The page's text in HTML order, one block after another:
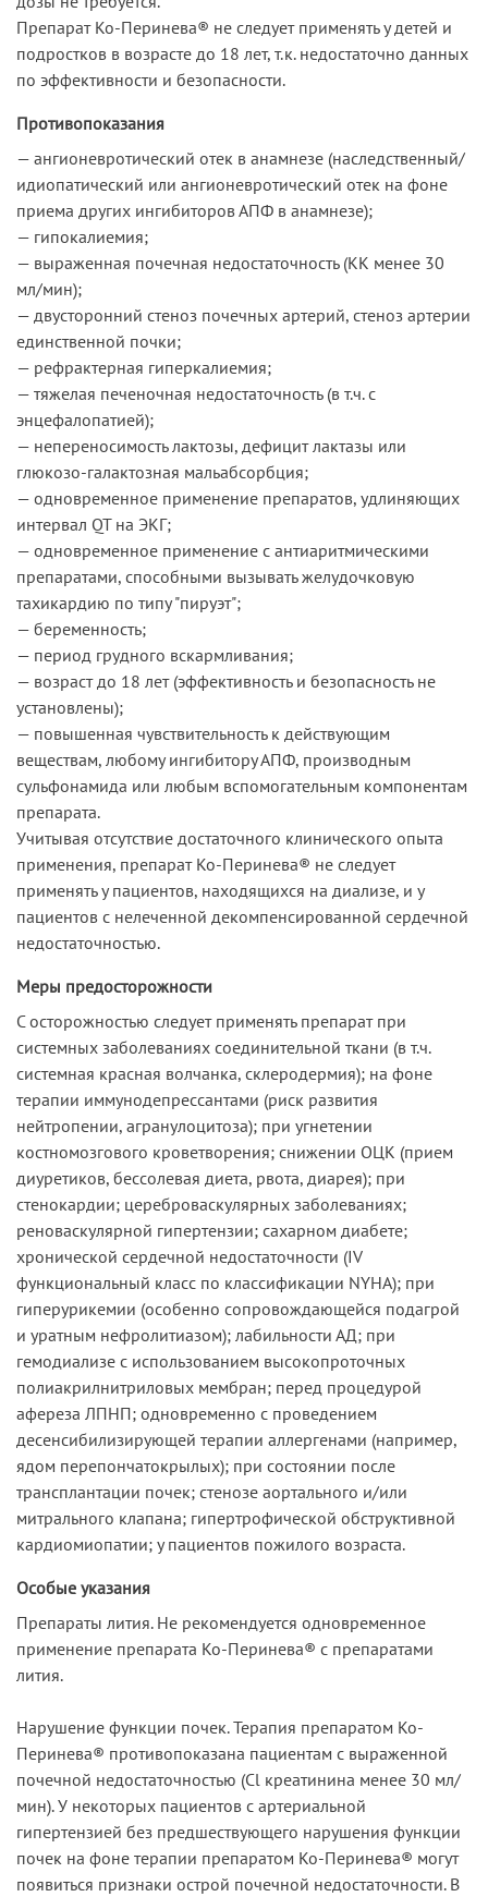
Препарат Ко-Перинева® не следует применять у детей и
подростков в возрасте до 18 лет, т.к. недостаточно данных
по эффективности и безопасности.
Противопоказания
— ангионевротический отек в анамнезе (наследственный/
идиопатический или ангионевротический отек на фоне
приема других ингибиторов АПФ в анамнезе);
— гипокалиемия;
— выраженная почечная недостаточность (КК менее 30
мл/мин);
— двусторонний стеноз почечных артерий, стеноз артерии
единственной почки;
— рефрактерная гиперкалиемия;
— тяжелая печеночная недостаточность (в т.ч. с
энцефалопатией);
— непереносимость лактозы, дефицит лактазы или
глюкозо-галактозная мальабсорбция;
— одновременное применение препаратов, удлиняющих
интервал QT на ЭКГ;
— одновременное применение с антиаритмическими
препаратами, способными вызывать желудочковую
тахикардию по типу "пируэт";
— беременность;
— период грудного вскармливания;
— возраст до 18 лет (эффективность и безопасность не
установлены);
— повышенная чувствительность к действующим
веществам, любому ингибитору АПФ, производным
сульфонамида или любым вспомогательным компонентам
препарата.
Учитывая отсутствие достаточного клинического опыта
применения, препарат Ко-Перинева® не следует
применять у пациентов, находящихся на диализе, и у
пациентов с нелеченной декомпенсированной сердечной
недостаточностью.
Меры предосторожности
С осторожностью следует применять препарат при
системных заболеваниях соединительной ткани (в т.ч.
системная красная волчанка, склеродермия); на фоне
терапии иммунодепрессантами (риск развития
нейтропении, агранулоцитоза); при угнетении
костномозгового кроветворения; снижении ОЦК (прием
диуретиков, бессолевая диета, рвота, диарея); при
стенокардии; цереброваскулярных заболеваниях;
реноваскулярной гипертензии; сахарном диабете;
хронической сердечной недостаточности (IV
функциональный класс по классификации NYHA); при
гиперурикемии (особенно сопровождающейся подагрой
и уратным нефролитиазом); лабильности АД; при
гемодиализе с использованием высокопроточных
полиакрилнитриловых мембран; перед процедурой
афереза ЛПНП; одновременно с проведением
десенсибилизирующей терапии аллергенами (например,
ядом перепончатокрылых); при состоянии после
трансплантации почек; стенозе аортального и/или
митрального клапана; гипертрофической обструктивной
кардиомиопатии; у пациентов пожилого возраста.
Особые указания
Препараты лития. Не рекомендуется одновременное
применение препарата Ко-Перинева® с препаратами
лития.
Нарушение функции почек. Терапия препаратом Ко-
Перинева® противопоказана пациентам с выраженной
почечной недостаточностью (Cl креатинина менее 30 мл/
мин). У некоторых пациентов с артериальной
гипертензией без предшествующего нарушения функции
почек на фоне терапии препаратом Ко-Перинева® могут
появиться признаки острой почечной недостаточности. В